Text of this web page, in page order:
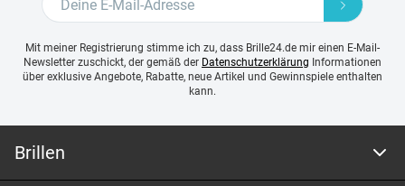
Mit meiner Registrierung stimme ich zu, dass Brille24.de mir einen E-Mail-
Newsletter zuschickt, der gemäß der Datenschutzerklärung Informationen
über exklusive Angebote, Rabatte, neue Artikel und Gewinnspiele enthalten
kann.
Brillen